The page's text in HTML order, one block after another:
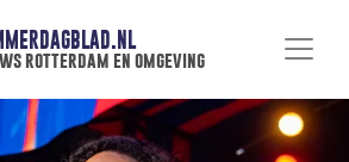
rotterdam en omgeving